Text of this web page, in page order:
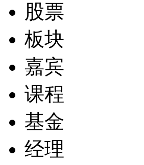
股票
板块
嘉宾
课程
基金
经理